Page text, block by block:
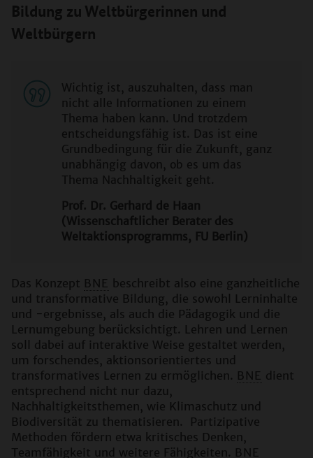
Bildung zu Weltbürgerinnen und
Weltbürgern
Wichtig ist, auszuhalten, dass man
nicht alle Informationen zu einem
Thema haben kann. Und trotzdem
entscheidungsfähig ist. Das ist eine
Grundbedingung für die Zukunft, ganz
unabhängig davon, ob es um das
Thema Nachhaltigkeit geht.
Prof. Dr. Gerhard de Haan
(Wissenschaftlicher Berater des
Weltaktionsprogramms, FU Berlin)
Das Konzept BNE beschreibt also eine ganzheitliche
und transformative Bildung, die sowohl Lerninhalte
und -ergebnisse, als auch die Pädagogik und die
Lernumgebung berücksichtigt. Lehren und Lernen
soll dabei auf interaktive Weise gestaltet werden,
um forschendes, aktionsorientiertes und
transformatives Lernen zu ermöglichen. BNE dient
entsprechend nicht nur dazu,
Nachhaltigkeitsthemen, wie Klimaschutz und
Biodiversität zu thematisieren. Partizipative
Methoden fördern etwa kritisches Denken,
Teamfähigkeit und weitere Fähigkeiten. BNE